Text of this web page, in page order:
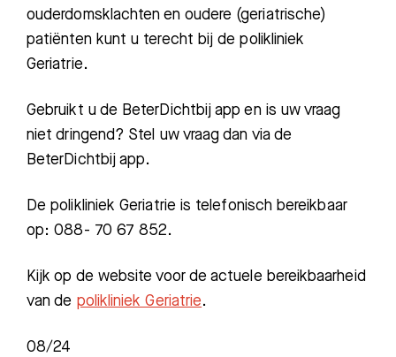
ouderdomsklachten en oudere (geriatrische)
patiënten kunt u terecht bij de polikliniek
Geriatrie.
Gebruikt u de BeterDichtbij app en is uw vraag
niet dringend? Stel uw vraag dan via de
BeterDichtbij app.
De polikliniek Geriatrie is telefonisch bereikbaar
op: 088- 70 67 852.
Kijk op de website voor de actuele bereikbaarheid
van de polikliniek Geriatrie.
08/24